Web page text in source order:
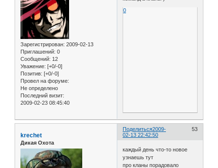
Зарегистрирован: 2009-02-13
Приглашений: 0
Сообщений: 12
Уважение: [+0/-0]
Позитив: [+0/-0]
Провел на форуме:
Не определено
Последний визит:
2009-02-23 08:45:40
0
Поделиться 53
2009-
02-13 22:42:50
krechet
Дикая Охота
каждый день что-то новое
узнаешь тут
про кланы порадовало